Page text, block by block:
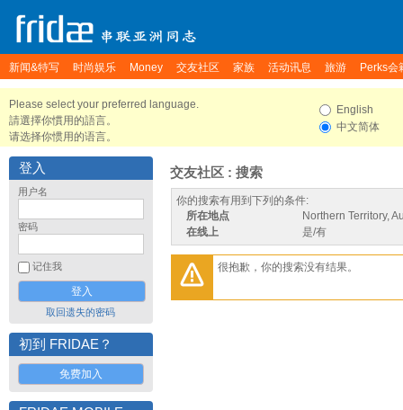
新闻&特写 时尚娱乐 Money 交友社区 家族 活动讯息 旅游 Perks会
Please select your preferred language.
請選擇你慣用的語言。
请选择你惯用的语言。
English
中文简体
登入
用户名
密码
记住我
取回遗失的密码
初到 FRIDAE？
免费加入
交友社区 : 搜索
你的搜索有用到下列的条件:
所在地点
Northern Territory,
在线上
是/有
很抱歉，你的搜索没有结果。